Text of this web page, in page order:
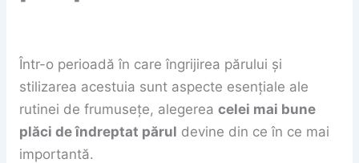
Într-o perioadă în care îngrijirea părului și
stilizarea acestuia sunt aspecte esențiale ale
rutinei de frumusețe, alegerea celei mai bune
plăci de îndreptat părul devine din ce în ce mai
importantă.